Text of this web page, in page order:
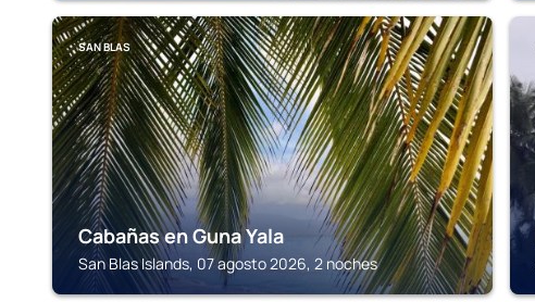
SAN BLAS
Cabañas en Guna Yala
San Blas Islands, 07 agosto 2026, 2 noches